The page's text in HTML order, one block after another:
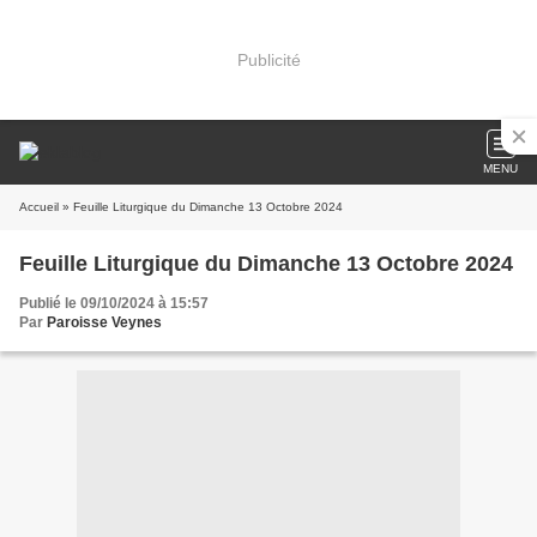
Publicité
MENU
Accueil » Feuille Liturgique du Dimanche 13 Octobre 2024
Feuille Liturgique du Dimanche 13 Octobre 2024
Publié le 09/10/2024 à 15:57
Par Paroisse Veynes